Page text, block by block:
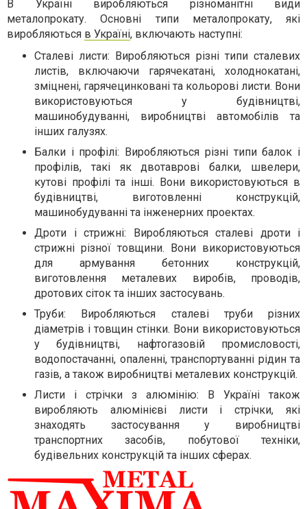
В Україні виробляються різноманітні види
металопрокату. Основні типи металопрокату, які
виробляються в Україні, включають наступні:
Сталеві листи: Виробляються різні типи сталевих
листів, включаючи гарячекатані, холоднокатані,
зміцнені, гарячецинковані та кольорові листи. Вони
використовуються у будівництві,
машинобудуванні, виробництві автомобілів та
інших галузях.
Балки і профілі: Виробляються різні типи балок і
профілів, такі як двотаврові балки, швелери,
кутові профілі та інші. Вони використовуються в
будівництві, виготовленні конструкцій,
машинобудуванні та інженерних проектах.
Дроти і стрижні: Виробляються сталеві дроти і
стрижні різної товщини. Вони використовуються
для армування бетонних конструкцій,
виготовлення металевих виробів, проводів,
дротових сіток та інших застосувань.
Труби: Виробляються сталеві труби різних
діаметрів і товщин стінки. Вони використовуються
у будівництві, нафтогазовій промисловості,
водопостачанні, опаленні, транспортуванні рідин та
газів, а також виробництві металевих конструкцій.
Листи і стрічки з алюмінію: В Україні також
виробляють алюмінієві листи і стрічки, які
знаходять застосування у виробництві
транспортних засобів, побутової техніки,
будівельних конструкцій та інших сферах.